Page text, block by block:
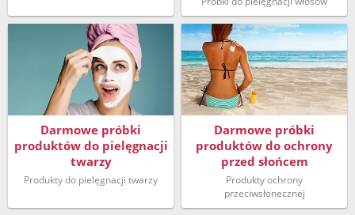
Darmowe próbki
produktów do pielęgnacji
twarzy
Produkty do pielęgnacji twarzy
Darmowe próbki
produktów do ochrony
przed słońcem
Produkty ochrony
przeciwsłonecznej